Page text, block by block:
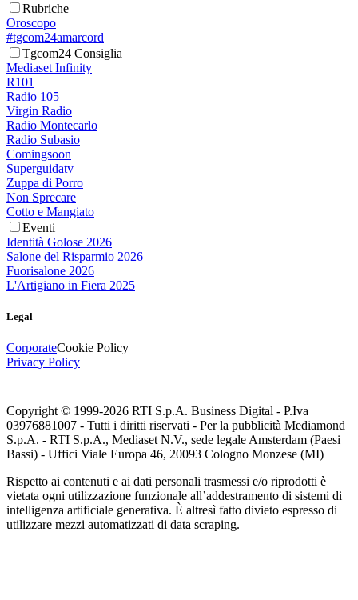
Rubriche
Oroscopo
#tgcom24amarcord
Tgcom24 Consiglia
Mediaset Infinity
R101
Radio 105
Virgin Radio
Radio Montecarlo
Radio Subasio
Comingsoon
Superguidatv
Zuppa di Porro
Non Sprecare
Cotto e Mangiato
Eventi
Identità Golose 2026
Salone del Risparmio 2026
Fuorisalone 2026
L'Artigiano in Fiera 2025
Legal
CorporateCookie Policy
Privacy Policy
Copyright © 1999-2026 RTI S.p.A. Business Digital - P.Iva
03976881007 - Tutti i diritti riservati - Per la pubblicità Mediamond
S.p.A. - RTI S.p.A., Mediaset N.V., sede legale Amsterdam (Paesi
Bassi) - Uffici Viale Europa 46, 20093 Cologno Monzese (MI)
Rispetto ai contenuti e ai dati personali trasmessi e/o riprodotti è
vietata ogni utilizzazione funzionale all’addestramento di sistemi di
intelligenza artificiale generativa. È altresì fatto divieto espresso di
utilizzare mezzi automatizzati di data scraping.